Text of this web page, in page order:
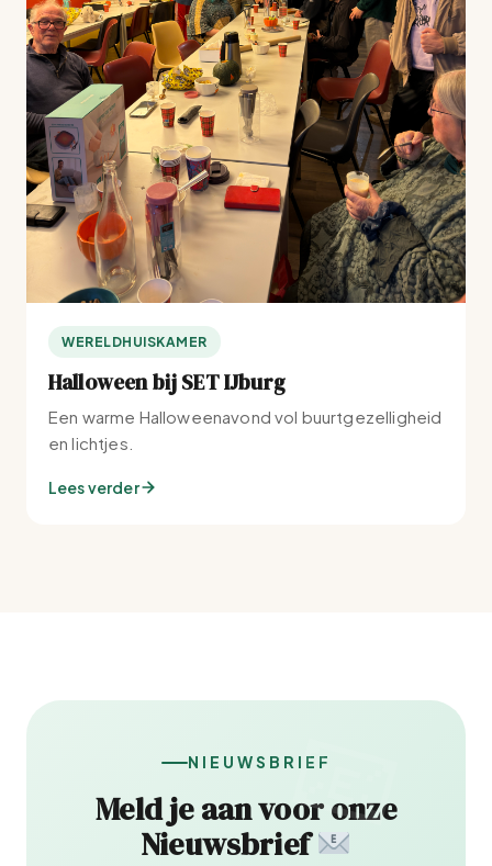
WERELDHUISKAMER
Halloween bij SET IJburg
Een warme Halloweenavond vol buurtgezelligheid
en lichtjes.
Lees verder
NIEUWSBRIEF
Meld je aan voor onze
Nieuwsbrief